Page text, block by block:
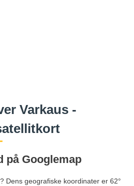
Varkaus -
på Googlemap
Dens geografiske koordinater er 62°